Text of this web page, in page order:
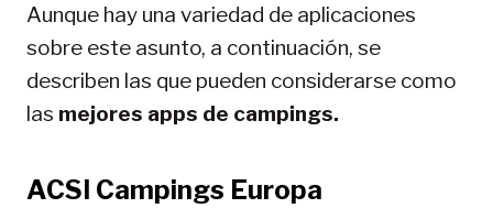
Aunque hay una variedad de aplicaciones
sobre este asunto, a continuación, se
describen las que pueden considerarse como
las mejores apps de campings.
ACSI Campings Europa